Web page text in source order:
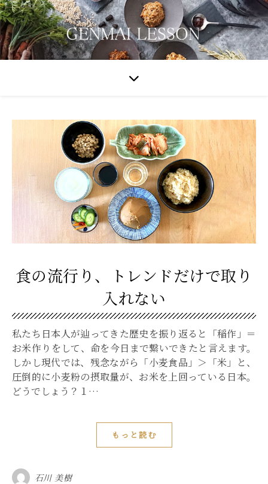
⾷の流⾏り、トレンドだけで取り
⼊れない
私たち日本人が辿ってきた歴史を振り返ると「稲作」＝
お米作りをして、命を今日まで繋いできたと言えます。
しかし現代では、残念ながら「小麦食品」＞「米」と、
圧倒的に小麦粉の摂取量が、お米を上回っている日本。
どうでしょう？１…
もっと読む
石川 美樹